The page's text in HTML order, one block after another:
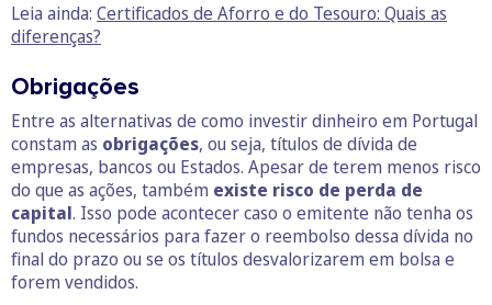
Leia ainda: Certificados de Aforro e do Tesouro: Quais as
diferenças?
Obrigações
Entre as alternativas de como investir dinheiro em Portugal
constam as obrigações, ou seja, títulos de dívida de
empresas, bancos ou Estados. Apesar de terem menos risco
do que as ações, também existe risco de perda de
capital. Isso pode acontecer caso o emitente não tenha os
fundos necessários para fazer o reembolso dessa dívida no
final do prazo ou se os títulos desvalorizarem em bolsa e
forem vendidos.